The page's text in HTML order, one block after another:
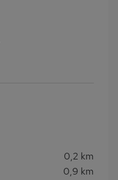
0,2 km
0,9 km